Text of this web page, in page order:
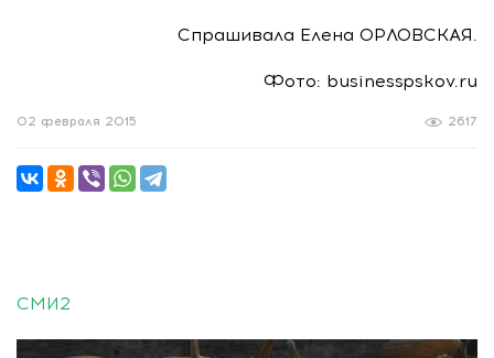
Спрашивала Елена ОРЛОВСКАЯ.
Фото: businesspskov.ru
2617
02 февраля 2015
СМИ2